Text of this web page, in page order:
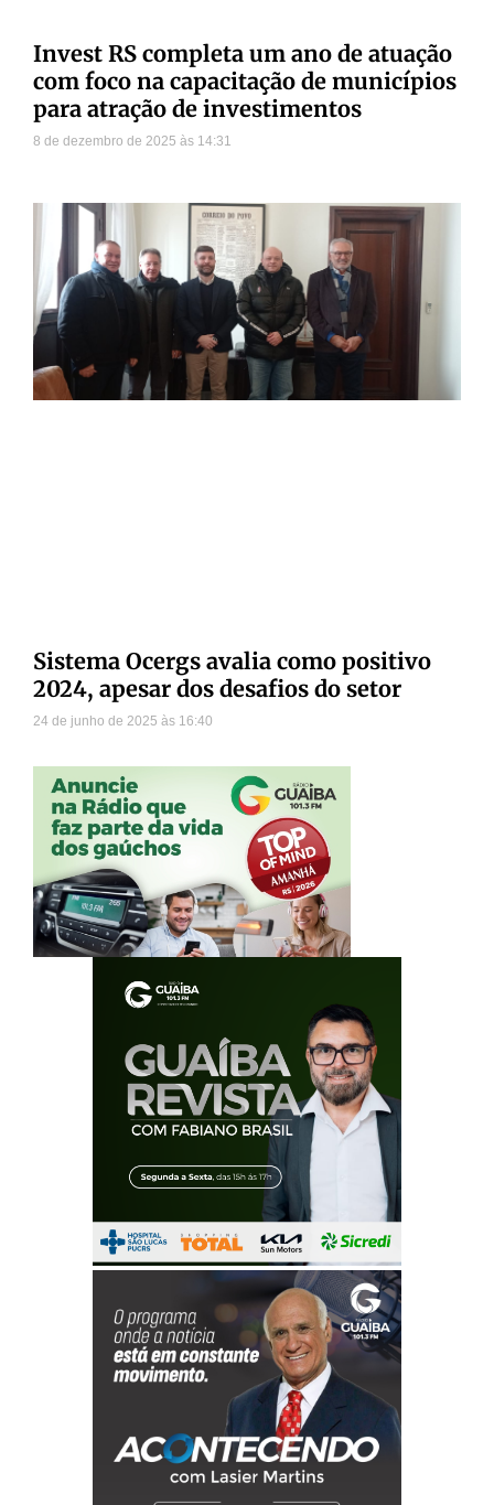
Invest RS completa um ano de atuação
com foco na capacitação de municípios
para atração de investimentos
8 de dezembro de 2025 14:31
Sistema Ocergs avalia como positivo
2024, apesar dos desafios do setor
24 de junho de 2025 16:40